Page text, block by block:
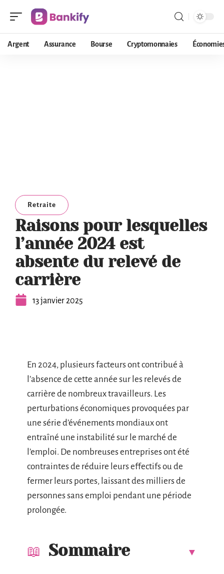
Argent Assurance Bourse Cryptomonnaies
Retraite
Raisons pour lesquelles
l’année 2024 est
absente du relevé de
carrière
13 janvier 2025
En 2024, plusieurs facteurs ont contribué à
l’absence de cette année sur les relevés de
carrière de nombreux travailleurs. Les
perturbations économiques provoquées par
une série d’événements mondiaux ont
entraîné une instabilité sur le marché de
l’emploi. De nombreuses entreprises ont été
contraintes de réduire leurs effectifs ou de
fermer leurs portes, laissant des milliers de
personnes sans emploi pendant une période
prolongée.
Sommaire